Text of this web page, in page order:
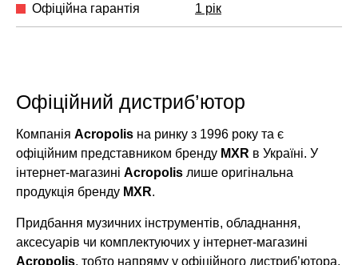
Офіційна гарантія 1 рік
Офіційний дистриб’ютор
Компанія Acropolis на ринку з 1996 року та є
офіційним представником бренду MXR в Україні. У
інтернет-магазині Acropolis лише оригінальна
продукція бренду MXR.
Придбання музичних інструментів, обладнання,
аксесуарів чи комплектуючих у інтернет-магазині
Acropolis, тобто напряму у офіційного дистриб’ютора,